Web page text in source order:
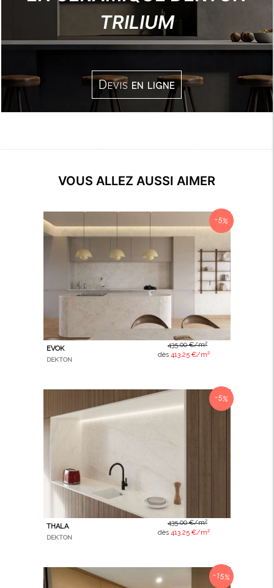
TRILIUM
Devis en ligne
VOUS ALLEZ AUSSI AIMER
-5%
EVOK
DEKTON
435.00 €/m²
dès 413.25 €/m²
-5%
THALA
DEKTON
435.00 €/m²
dès 413.25 €/m²
-15%